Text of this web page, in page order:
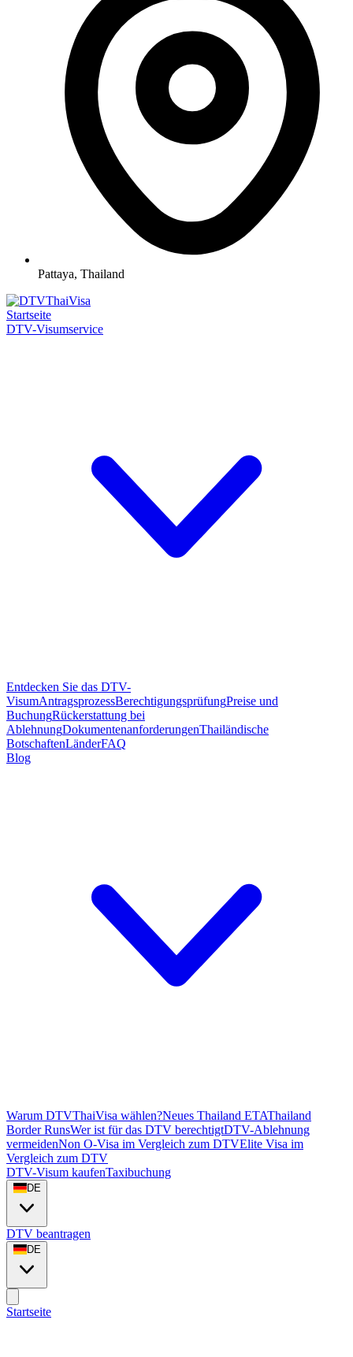
Pattaya, Thailand
Startseite
DTV-Visumservice
Entdecken Sie das DTV-
VisumAntragsprozessBerechtigungsprüfungPreise und
BuchungRückerstattung bei
AblehnungDokumentenanforderungenThailändische
BotschaftenLänderFAQ
Blog
Warum DTVThaiVisa wählen?Neues Thailand ETAThailand
Border RunsWer ist für das DTV berechtigtDTV-Ablehnung
vermeidenNon O-Visa im Vergleich zum DTVElite Visa im
Vergleich zum DTV
DTV-Visum kaufenTaxibuchung
DE
DTV beantragen
DE
Startseite